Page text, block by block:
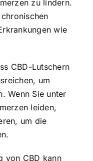
zu lindern.
wie
CBD-Lutschern
um
Wenn Sie unter
leiden,
um die
von CBD kann